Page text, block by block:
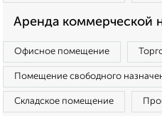
Аренда коммерческой
Офисное помещение
Помещение свободного
Складское помещение